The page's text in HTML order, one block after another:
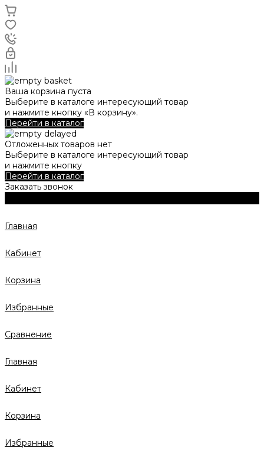
Ваша корзина пуста
Выберите в каталоге интересующий товар
и нажмите кнопку «В корзину».
Перейти в каталог
Отложенных товаров нет
Выберите в каталоге интересующий товар
и нажмите кнопку
Перейти в каталог
Заказать звонок
Главная
Кабинет
Корзина
Избранные
Сравнение
Главная
Кабинет
Корзина
Избранные